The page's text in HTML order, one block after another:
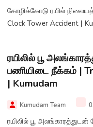
கோழிக்கோடு ரயில்
Clock Tower Accident |
ரயிலில் பூ
பணியிடை நீக்கம் |
| Kumudam
Kumudam Team
ரயிலில் பூ அலங்காரத்துடன்